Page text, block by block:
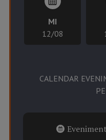
MI
12/08
CALENDAR